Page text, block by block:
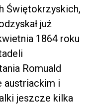
Świętokrzyskich,
już
1864 roku
Romuald
austriackim i
jeszcze kilka